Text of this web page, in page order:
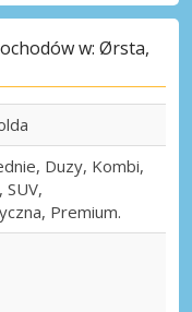
w: Ørsta,
Duzy, Kombi,
SUV,
Premium.